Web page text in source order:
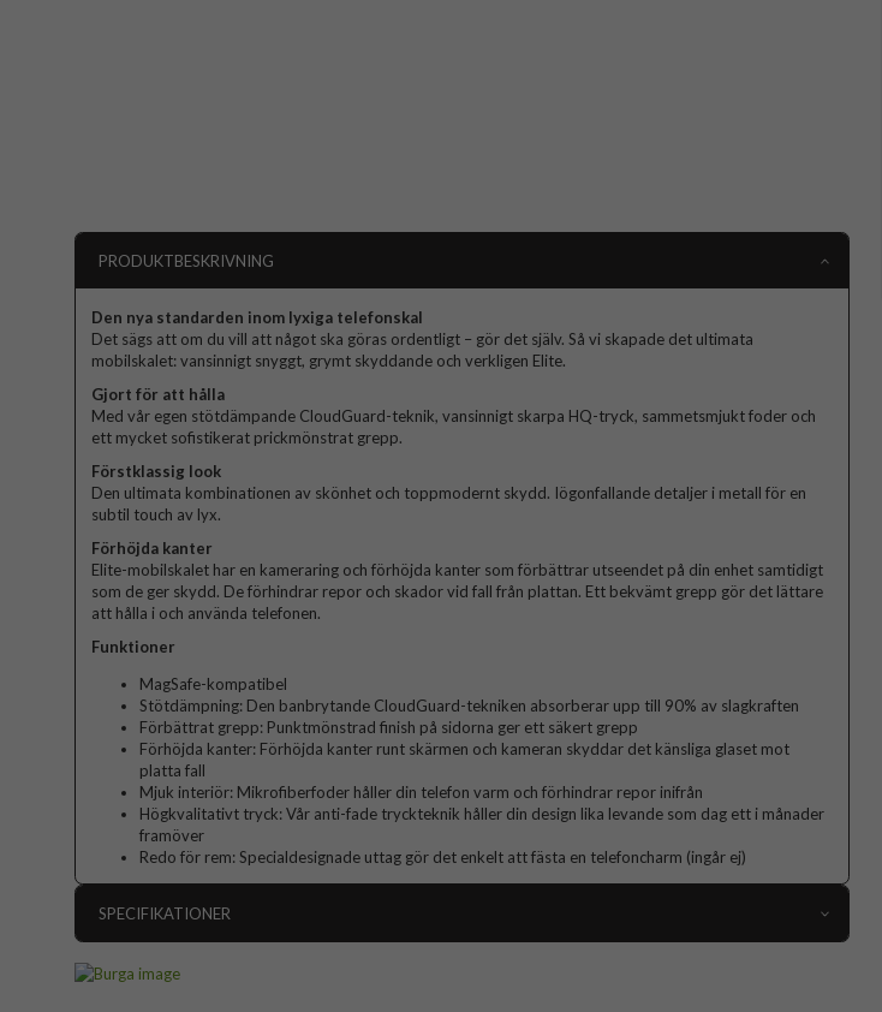
PRODUKTBESKRIVNING
Den nya standarden inom lyxiga telefonskal
Det sägs att om du vill att något ska göras ordentligt – gör det själv. Så vi skapade det ultimata
mobilskalet: vansinnigt snyggt, grymt skyddande och verkligen Elite.
Gjort för att hålla
Med vår egen stötdämpande CloudGuard-teknik, vansinnigt skarpa HQ-tryck, sammetsmjukt foder och
ett mycket sofistikerat prickmönstrat grepp.
Förstklassig look
Den ultimata kombinationen av skönhet och toppmodernt skydd. Iögonfallande detaljer i metall för en
subtil touch av lyx.
Förhöjda kanter
Elite-mobilskalet har en kameraring och förhöjda kanter som förbättrar utseendet på din enhet samtidigt
som de ger skydd. De förhindrar repor och skador vid fall från plattan. Ett bekvämt grepp gör det lättare
att hålla i och använda telefonen.
Funktioner
MagSafe-kompatibel
Stötdämpning: Den banbrytande CloudGuard-tekniken absorberar upp till 90% av slagkraften
Förbättrat grepp: Punktmönstrad finish på sidorna ger ett säkert grepp
Förhöjda kanter: Förhöjda kanter runt skärmen och kameran skyddar det känsliga glaset mot
platta fall
Mjuk interiör: Mikrofiberfoder håller din telefon varm och förhindrar repor inifrån
Högkvalitativt tryck: Vår anti-fade tryckteknik håller din design lika levande som dag ett i månader
framöver
Redo för rem: Specialdesignade uttag gör det enkelt att fästa en telefoncharm (ingår ej)
SPECIFIKATIONER